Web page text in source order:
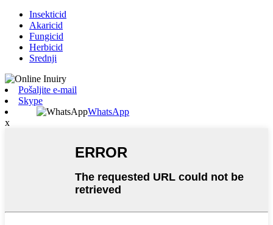
Insekticid
Akaricid
Fungicid
Herbicid
Srednji
Pošaljite e-mail
Skype
WhatsApp
x